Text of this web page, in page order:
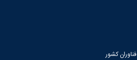
کشور